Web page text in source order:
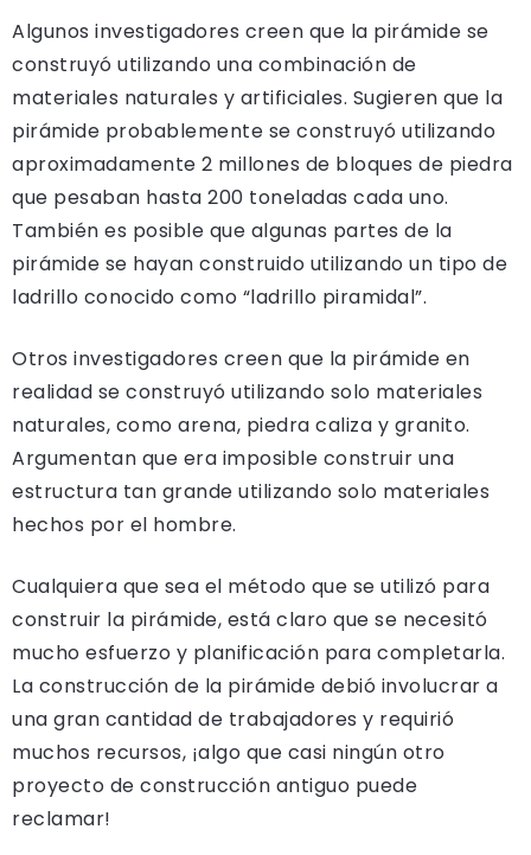
Algunos investigadores creen que la pirámide se
construyó utilizando una combinación de
materiales naturales y artificiales. Sugieren que la
pirámide probablemente se construyó utilizando
aproximadamente 2 millones de bloques de piedra
que pesaban hasta 200 toneladas cada uno.
También es posible que algunas partes de la
pirámide se hayan construido utilizando un tipo de
ladrillo conocido como “ladrillo piramidal”.
Otros investigadores creen que la pirámide en
realidad se construyó utilizando solo materiales
naturales, como arena, piedra caliza y granito.
Argumentan que era imposible construir una
estructura tan grande utilizando solo materiales
hechos por el hombre.
Cualquiera que sea el método que se utilizó para
construir la pirámide, está claro que se necesitó
mucho esfuerzo y planificación para completarla.
La construcción de la pirámide debió involucrar a
una gran cantidad de trabajadores y requirió
muchos recursos, ¡algo que casi ningún otro
proyecto de construcción antiguo puede
reclamar!